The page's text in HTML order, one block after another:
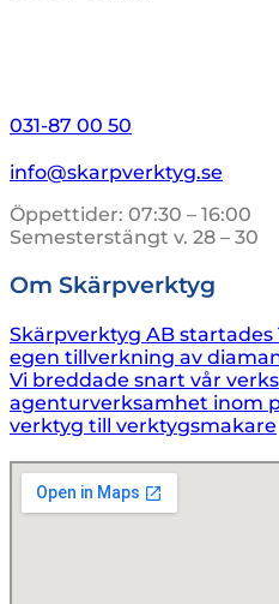
031-87 00 50
info@skarpverktyg.se
Öppettider: 07:30 – 16:00
Semesterstängt v. 28 – 30
Om Skärpverktyg
Skärpverktyg AB startades
egen tillverkning av
Vi breddade snart vår
agenturverksamhet inom
verktyg till verktygsmakare